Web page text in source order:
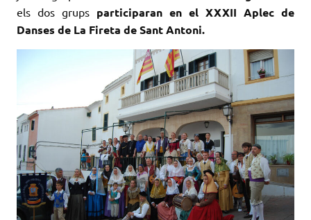
els dos grups participaran en el XXXII Aplec de
Danses de La Fireta de Sant Antoni.